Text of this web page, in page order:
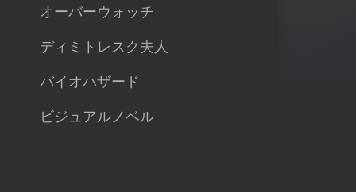
オーバーウォッチ
ディミトレスク夫人
バイオハザード
ビジュアルノベル